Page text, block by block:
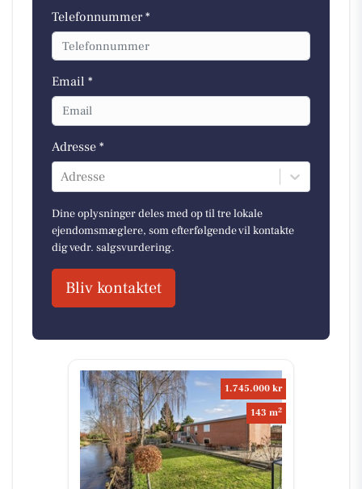
Telefonnummer *
Email *
Adresse *
Adresse
Dine oplysninger deles med op til tre lokale
ejendomsmæglere, som efterfølgende vil kontakte
dig vedr. salgsvurdering.
Bliv kontaktet
1.745.000 kr
143 m2